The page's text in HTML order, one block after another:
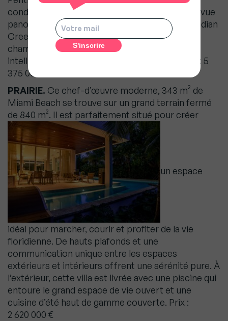
condo résidentiel de Miami Beach et offre une vue
panoramique sur l’océan, la baie de Biscayne, Indian
Creek et les toits de Miami depuis chaque
chambre. Luxueusement améliorée, maison
intelligente avec SONOS, sols en quartz… Prix : 5
375 000 €
PRAIRIE. Ce chef-d’œuvre moderne, 343 m² de
Miami Beach se trouve sur un grand terrain fermé
de 840 m². Il est parfaitement situé pour créer
un espace
idéal pour marcher, courir et profiter de la vie
floridienne. De hauts plafonds et une
communication unique entre les espaces
extérieurs et intérieurs offrent une sérénité pure. À
l’extérieur, cette villa est livrée avec une piscine qui
entoure le grand espace de vie ouvert et une
cuisine d’été haut de gamme couverte. Prix :
2 620 000 €